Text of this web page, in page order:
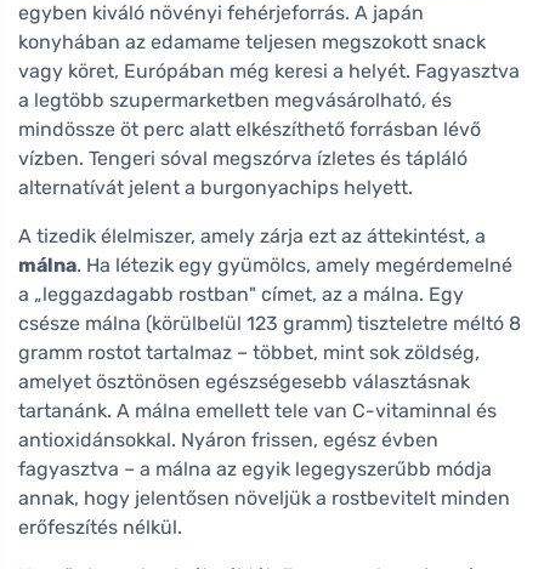
egyben kiváló növényi fehérjeforrás. A japán
konyhában az edamame teljesen megszokott snack
vagy köret, Európában még keresi a helyét. Fagyasztva
a legtöbb szupermarketben megvásárolható, és
mindössze öt perc alatt elkészíthető forrásban lévő
vízben. Tengeri sóval megszórva ízletes és tápláló
alternatívát jelent a burgonyachips helyett.
A tizedik élelmiszer, amely zárja ezt az áttekintést, a
málna. Ha létezik egy gyümölcs, amely megérdemelné
a „leggazdagabb rostban" címet, az a málna. Egy
csésze málna (körülbelül 123 gramm) tiszteletre méltó 8
gramm rostot tartalmaz – többet, mint sok zöldség,
amelyet ösztönösen egészségesebb választásnak
tartanánk. A málna emellett tele van C-vitaminnal és
antioxidánsokkal. Nyáron frissen, egész évben
fagyasztva – a málna az egyik legegyszerűbb módja
annak, hogy jelentősen növeljük a rostbevitelt minden
erőfeszítés nélkül.